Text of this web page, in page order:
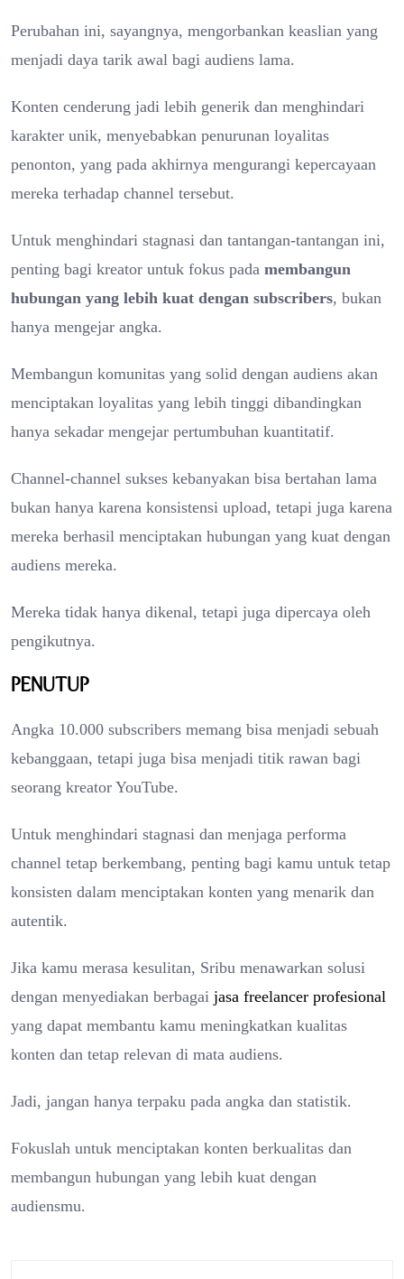
Perubahan ini, sayangnya, mengorbankan keaslian yang
menjadi daya tarik awal bagi audiens lama.
Konten cenderung jadi lebih generik dan menghindari
karakter unik, menyebabkan penurunan loyalitas
penonton, yang pada akhirnya mengurangi kepercayaan
mereka terhadap channel tersebut.
Untuk menghindari stagnasi dan tantangan-tantangan ini,
penting bagi kreator untuk fokus pada membangun
hubungan yang lebih kuat dengan subscribers, bukan
hanya mengejar angka.
Membangun komunitas yang solid dengan audiens akan
menciptakan loyalitas yang lebih tinggi dibandingkan
hanya sekadar mengejar pertumbuhan kuantitatif.
Channel-channel sukses kebanyakan bisa bertahan lama
bukan hanya karena konsistensi upload, tetapi juga karena
mereka berhasil menciptakan hubungan yang kuat dengan
audiens mereka.
Mereka tidak hanya dikenal, tetapi juga dipercaya oleh
pengikutnya.
Penutup
Angka 10.000 subscribers memang bisa menjadi sebuah
kebanggaan, tetapi juga bisa menjadi titik rawan bagi
seorang kreator YouTube.
Untuk menghindari stagnasi dan menjaga performa
channel tetap berkembang, penting bagi kamu untuk tetap
konsisten dalam menciptakan konten yang menarik dan
autentik.
Jika kamu merasa kesulitan, Sribu menawarkan solusi
dengan menyediakan berbagai jasa freelancer profesional
yang dapat membantu kamu meningkatkan kualitas
konten dan tetap relevan di mata audiens.
Jadi, jangan hanya terpaku pada angka dan statistik.
Fokuslah untuk menciptakan konten berkualitas dan
membangun hubungan yang lebih kuat dengan
audiensmu.